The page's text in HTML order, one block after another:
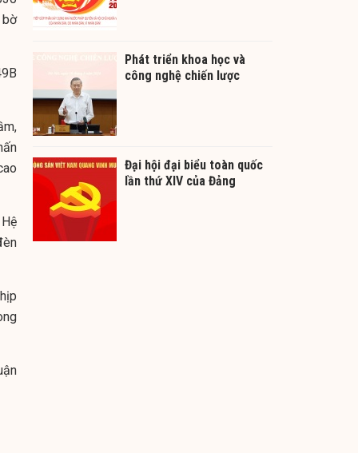
bờ
Phát triển khoa học và
công nghệ chiến lược
Đại hội đại biểu toàn quốc
lần thứ XIV của Đảng